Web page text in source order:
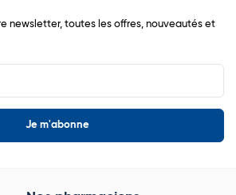
newsletter, toutes les offres, nouveautés et